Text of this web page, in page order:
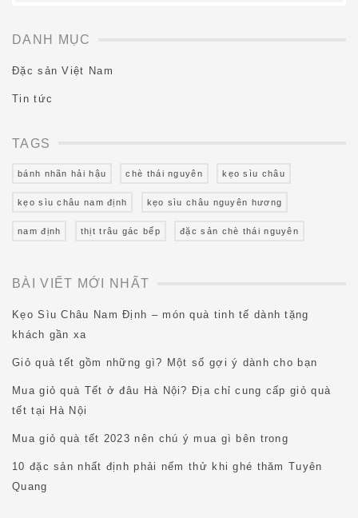
DANH MỤC
Đặc sản Việt Nam
Tin tức
TAGS
bánh nhãn hải hậu chè thái nguyên kẹo sìu châu
kẹo sìu châu nam định kẹo sìu châu nguyên hương
nam định thịt trâu gác bếp đặc sản chè thái nguyên
BÀI VIẾT MỚI NHẤT
Kẹo Sìu Châu Nam Định – món quà tinh tế dành tặng
khách gần xa
Giỏ quà tết gồm những gì? Một số gợi ý dành cho bạn
Mua giỏ quà Tết ở đâu Hà Nội? Địa chỉ cung cấp giỏ quà
tết tại Hà Nội
Mua giỏ quà tết 2023 nên chú ý mua gì bên trong
10 đặc sản nhất định phải nếm thử khi ghé thăm Tuyên
Quang